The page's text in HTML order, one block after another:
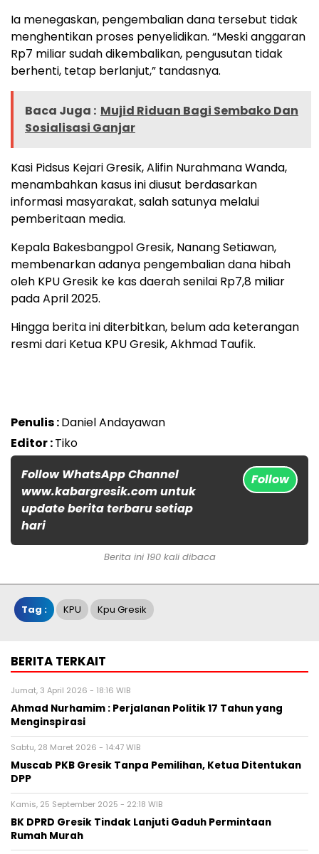
Ia menegaskan, pengembalian dana tersebut tidak
menghentikan proses penyelidikan. “Meski anggaran
Rp7 miliar sudah dikembalikan, pengusutan tidak
berhenti, tetap berlanjut,” tandasnya.
Baca Juga : Mujid Riduan Bagi Sembako Dan
Sosialisasi Ganjar
Kasi Pidsus Kejari Gresik, Alifin Nurahmana Wanda,
menambahkan kasus ini diusut berdasarkan
informasi masyarakat, salah satunya melalui
pemberitaan media.
Kepala Bakesbangpol Gresik, Nanang Setiawan,
membenarkan adanya pengembalian dana hibah
oleh KPU Gresik ke kas daerah senilai Rp7,8 miliar
pada April 2025.
Hingga berita ini diterbitkan, belum ada keterangan
resmi dari Ketua KPU Gresik, Akhmad Taufik.
Penulis :Daniel Andayawan
Editor :Tiko
Follow WhatsApp Channel
www.kabargresik.com untuk
update berita terbaru setiap
hari
Follow
Berita ini 190 kali dibaca
Tag : KPU Kpu Gresik
BERITA TERKAIT
Jumat, 3 April 2026 - 18:16 WIB
Ahmad Nurhamim : Perjalanan Politik 17 Tahun yang
Menginspirasi
Sabtu, 28 Maret 2026 - 14:47 WIB
Muscab PKB Gresik Tanpa Pemilihan, Ketua Ditentukan
DPP
Kamis, 25 September 2025 - 22:18 WIB
BK DPRD Gresik Tindak Lanjuti Gaduh Permintaan
Rumah Murah